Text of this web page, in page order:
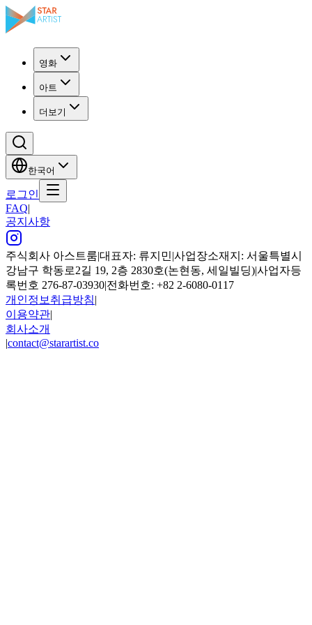
영화
아트
더보기
한국어
로그인
FAQ|
공지사항
주식회사 아스트룸|대표자: 류지민|사업장소재지: 서울특별시
강남구 학동로2길 19, 2층 2830호(논현동, 세일빌딩)|사업자등
록번호 276-87-03930|전화번호: +82 2-6080-0117
개인정보취급방침|
이용약관|
회사소개
|contact@starartist.co